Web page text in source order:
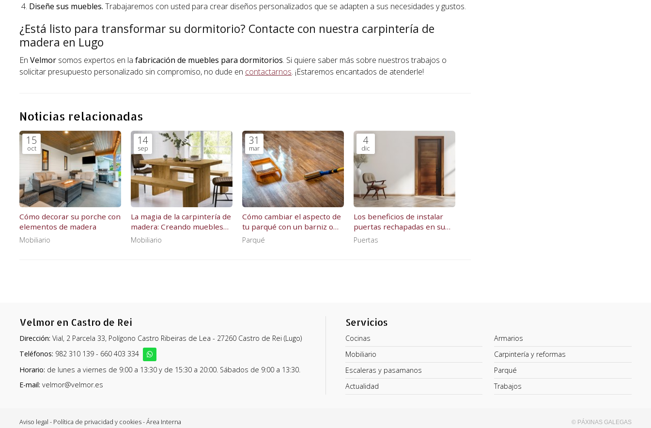
Diseñe sus muebles. Trabajaremos con usted para crear diseños personalizados que se adapten a sus necesidades y gustos.
¿Está listo para transformar su dormitorio? Contacte con nuestra carpintería de
madera en Lugo
En Velmor somos expertos en la fabricación de muebles para dormitorios. Si quiere saber más sobre nuestros trabajos o
solicitar presupuesto personalizado sin compromiso, no dude en contactarnos. ¡Estaremos encantados de atenderle!
Noticias relacionadas
15
oct
Cómo decorar su porche con
elementos de madera
Mobiliario
14
sep
La magia de la carpintería de
madera: Creando muebles
únicos y duraderos
Mobiliario
31
mar
Cómo cambiar el aspecto de
tu parqué con un barniz o
una pintura
Parqué
4
dic
Los beneficios de instalar
puertas rechapadas en su
hogar
Puertas
Velmor en Castro de Rei
Dirección: Vial, 2 Parcela 33, Polígono Castro Ribeiras de Lea - 27260 Castro de Rei (Lugo)
Teléfonos: 982 310 139 - 660 403 334
Horario: de lunes a viernes de 9:00 a 13:30 y de 15:30 a 20:00. Sábados de 9:00 a 13:30.
E-mail: velmor@velmor.es
Servicios
Cocinas
Armarios
Mobiliario
Carpintería y reformas
Escaleras y pasamanos
Parqué
Actualidad
Trabajos
Aviso legal - Política de privacidad y cookies-Área Interna © PÁXINAS GALEGAS